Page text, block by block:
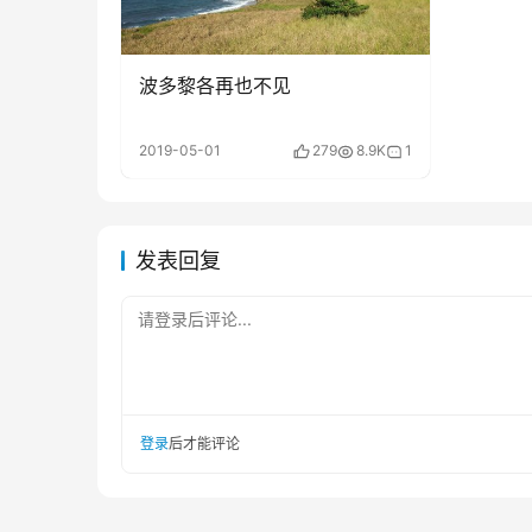
波多黎各再也不见
2019-05-01 279 8.9K 1
发表回复
请登录后评论...
登录后才能评论